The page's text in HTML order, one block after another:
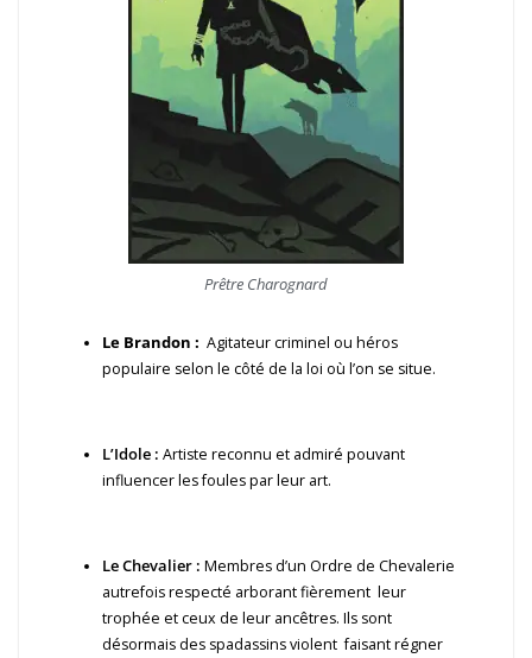
Prêtre Charognard
Le Brandon : Agitateur criminel ou héros
populaire selon le côté de la loi où l’on se situe.
L’Idole : Artiste reconnu et admiré pouvant
influencer les foules par leur art.
Le Chevalier : Membres d’un Ordre de Chevalerie
autrefois respecté arborant fièrement leur
trophée et ceux de leur ancêtres. Ils sont
désormais des spadassins violent faisant régner